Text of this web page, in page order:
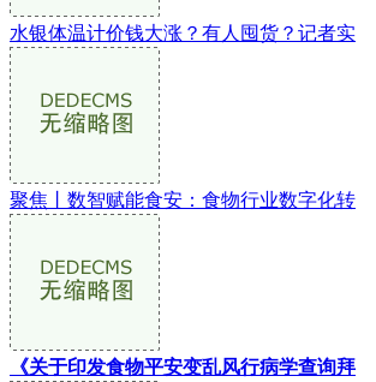
水银体温计价钱大涨？有人囤货？记者实
聚焦丨数智赋能食安：食物行业数字化转
《关于印发食物平安变乱风行病学查询拜